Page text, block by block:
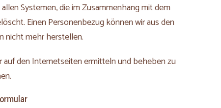
Systemen, die im Zusammenhang mit dem
Einen Personenbezug können wir aus den
nicht mehr herstellen.
den Internetseiten ermitteln und beheben zu